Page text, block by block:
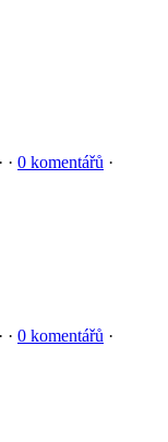
· · 0 komentářů ·
· · 0 komentářů ·